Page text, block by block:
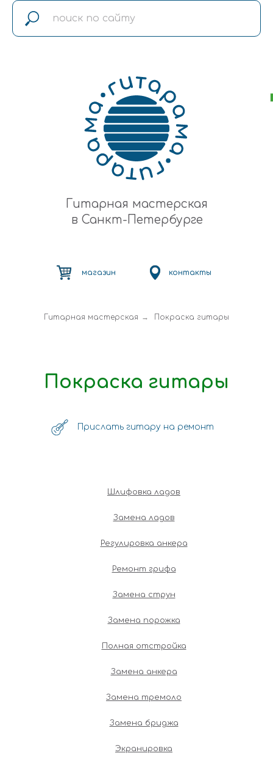
Гитарная мастерская
в Санкт-Петербурге
контакты
магазин
Гитарная мастерская → Покраска гитары
Покраска гитары
Прислать гитару на ремонт
Шлифовка ладов
Замена ладов
Регулировка анкера
Ремонт грифа
Замена струн
Замена порожка
Полная отстройка
Замена анкера
Замена тремоло
Замена бриджа
Экранировка